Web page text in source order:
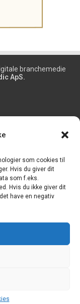
som cookies til
Hvis du giver dit
som f.eks.
Hvis du ikke giver dit
have en negativ
branchemedie
ApS.